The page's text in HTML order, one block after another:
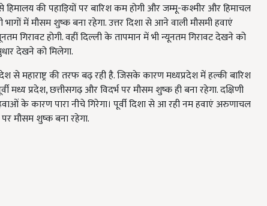
हिमालय की पहाड़ियों पर बारिश कम होगी और जम्मू-कश्मीर और हिमाचल
भागों में मौसम शुष्क बना रहेगा. उत्तर दिशा से आने वाली मौसमी हवाएं
गिरावट होगी. वहीं दिल्ली के तापमान में भी न्यूनतम गिरावट देखने को
देखने को मिलेगा.
से महाराष्ट्र की तरफ बढ़ रही है. जिसके कारण मध्यप्रदेश में हल्की बारिश
प्रदेश, छत्तीसगढ़ और विदर्भ पर मौसम शुष्क ही बना रहेगा. दक्षिणी
के कारण पारा नीचे गिरेगा। पूर्वी दिशा से आ रही नम हवाएं अरुणाचल
मौसम शुष्क बना रहेगा.